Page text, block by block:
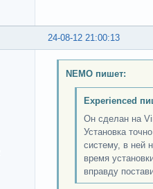
24-08-12 21:00:13
NEMO пишет:
Experienced
Он сделан на
Установка
систему, в ней
время
вправду